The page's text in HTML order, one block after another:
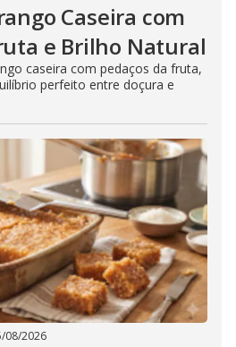
Caseira com
e Brilho Natural
caseira com pedaços da fruta,
perfeito entre doçura e
08/2026